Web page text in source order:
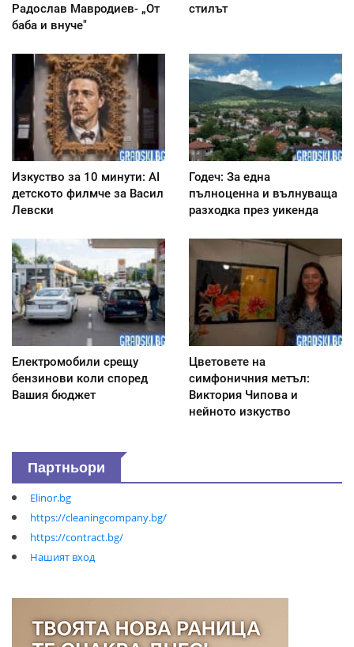
Радослав Мавродиев- „От
баба и внуче"
стилът
Изкуство за 10 минути: AI
детското филмче за Васил
Левски
Годеч: За една
пълноценна и вълнуваща
разходка през уикенда
Електромобили срещу
бензинови коли според
Вашия бюджет
Цветовете на
симфоничния метъл:
Виктория Чипова и
нейното изкуство
Партньори
Elinor.bg
https://cleaningcompany.bg/
https://contract.bg/
Нашият вход